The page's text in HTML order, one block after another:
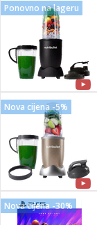
Ponovno na lageru
Nova cijena -5%
Nova cijena -30%